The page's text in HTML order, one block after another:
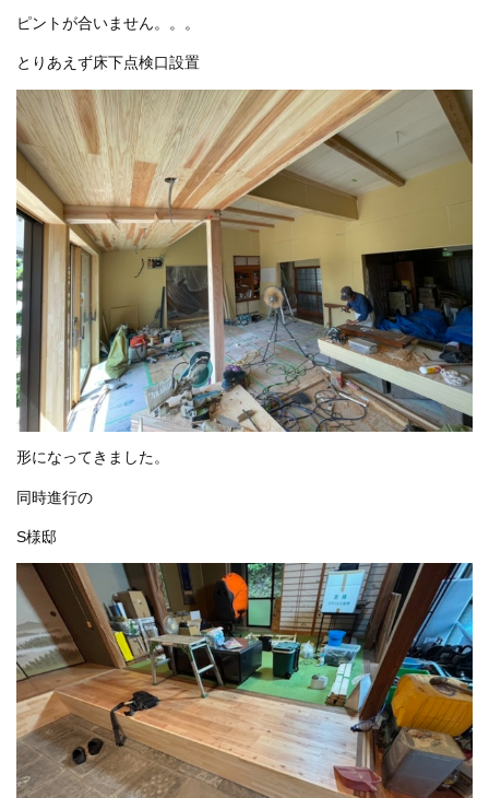
ピントが合いません。。。
とりあえず床下点検口設置
形になってきました。
同時進行の
S様邸